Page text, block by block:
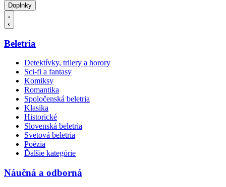
Doplnky
Beletria
Detektívky, trilery a horory
Sci-fi a fantasy
Komiksy
Romantika
Spoločenská beletria
Klasika
Historické
Slovenská beletria
Svetová beletria
Poézia
Ďalšie kategórie
Náučná a odborná